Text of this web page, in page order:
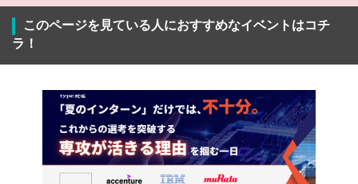
このページを見ている人におすすめなイベントはコチ
ラ！